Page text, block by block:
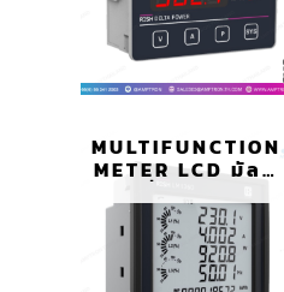
MULTIFUNCTION
METER LCD มัลติ
RISH LM 1360-
1350